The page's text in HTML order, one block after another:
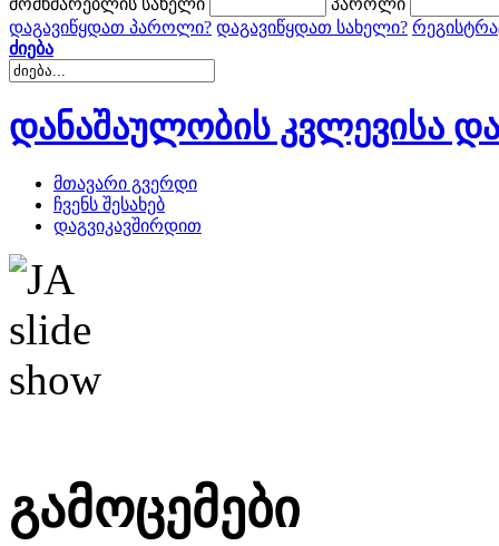
მომხმარებლის სახელი
პაროლი
დაგავიწყდათ პაროლი? დაგავიწყდათ სახელი?
ძიება
დანაშაულობის კვლევისა
მთავარი გვერდი
ჩვენს შესახებ
დაგვიკავშირდით
გამოცემები